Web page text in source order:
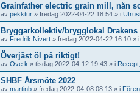
Grainfather electric grain mill, nån
av pekktur » fredag 2022-04-22 18:54 » i
Bryggarkollektiv/brygglokal
av Fredrik Nivert » fredag 2022-04-22 16:10 » i
Överjäst öl på riktigt!
av Ove k » tisdag 2022-04-12 19:43 » i
SHBF Årsmöte 2022
av martinb » fredag 2022-04-08 08:13 » i